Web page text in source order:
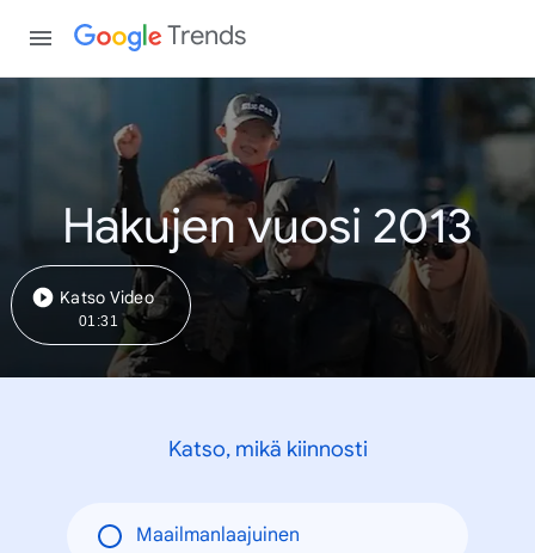
Trends
Hakujen vuosi 2013
Katso Video
01:31
Katso, mikä kiinnosti
Maailmanlaajuinen